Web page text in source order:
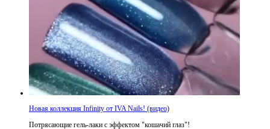
Новая коллекция Infinity от IVA Nails! (видео)
Потрясающие гель-лаки с эффектом "кошачий глаз"!